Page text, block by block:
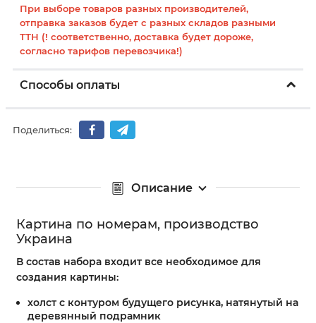
При выборе товаров разных производителей,
отправка заказов будет с разных складов разными
ТТН (! соответственно, доставка будет дороже,
согласно тарифов перевозчика!)
Способы оплаты
Поделиться:
Описание
Картина по номерам, производство
Украина
В состав набора входит все необходимое для
создания картины:
холст с контуром будущего рисунка, натянутый на
деревянный подрамник